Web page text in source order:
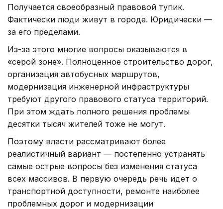
Получается своеобразный правовой тупик.
Фактически люди живут в городе. Юридически —
за его пределами.
Из-за этого многие вопросы оказываются в
«серой зоне». Полноценное строительство дорог,
организация автобусных маршрутов,
модернизация инженерной инфраструктуры
требуют другого правового статуса территорий.
При этом ждать полного решения проблемы
десятки тысяч жителей тоже не могут.
Поэтому власти рассматривают более
реалистичный вариант — постепенно устранять
самые острые вопросы без изменения статуса
всех массивов. В первую очередь речь идет о
транспортной доступности, ремонте наиболее
проблемных дорог и модернизации